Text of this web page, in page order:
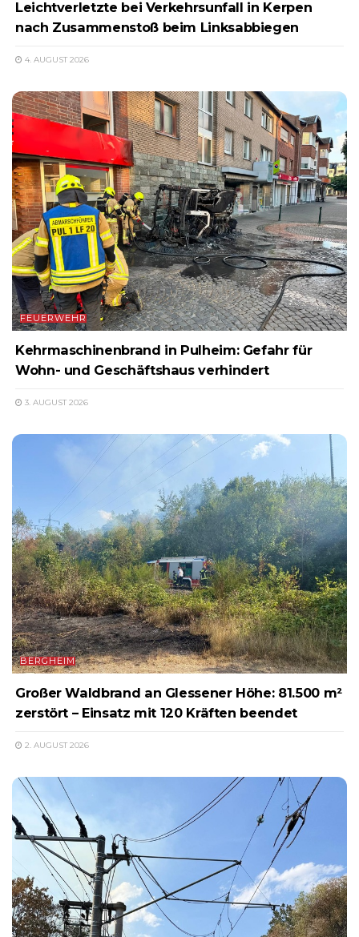
Leichtverletzte bei Verkehrsunfall in Kerpen
nach Zusammenstoß beim Linksabbiegen
4. AUGUST 2026
FEUERWEHR
Kehrmaschinenbrand in Pulheim: Gefahr für
Wohn- und Geschäftshaus verhindert
3. AUGUST 2026
BERGHEIM
Großer Waldbrand an Glessener Höhe: 81.500 m²
zerstört – Einsatz mit 120 Kräften beendet
2. AUGUST 2026